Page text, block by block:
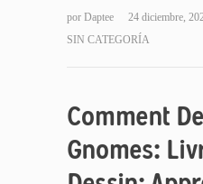
por Daptee
24 diciembre,
SIN CATEGORÍA
Comment
Gnomes: